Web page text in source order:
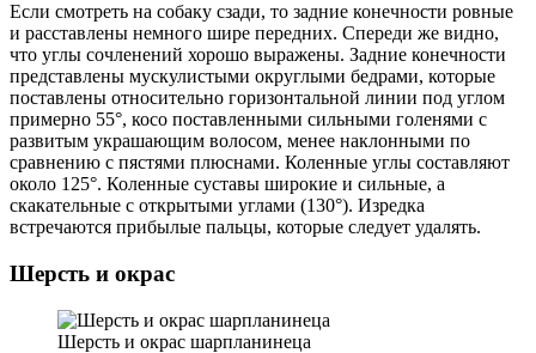
Если смотреть на собаку сзади, то задние конечности ровные
и расставлены немного шире передних. Спереди же видно,
что углы сочленений хорошо выражены. Задние конечности
представлены мускулистыми округлыми бедрами, которые
поставлены относительно горизонтальной линии под углом
примерно 55°, косо поставленными сильными голенями с
развитым украшающим волосом, менее наклонными по
сравнению с пястями плюснами. Коленные углы составляют
около 125°. Коленные суставы широкие и сильные, а
скакательные с открытыми углами (130°). Изредка
встречаются прибылые пальцы, которые следует удалять.
Шерсть и окрас
Шерсть и окрас шарпланинеца